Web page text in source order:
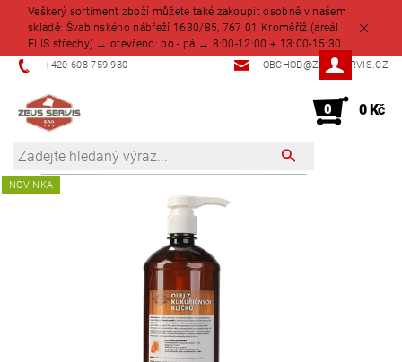
Veškerý sortiment zboží můžete také zakoupit osobně v našem
skladě: Švabinského nábřeží 1630/85, 767 01 Kroměříž (areál
ELIS střechy) → otevřeno: po - pá → 8:00-12:00 + 13:00-15:30
+420 608 759 980 OBCHOD@ZEUSSERVIS.CZ
0 0 Kč
NOVINKA